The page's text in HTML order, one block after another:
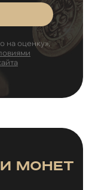
на оценку»,
монет